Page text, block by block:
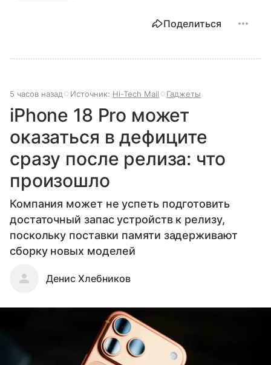
Поделиться
5 часов назад Источник: Hi-Tech Mail Гаджеты
iPhone 18 Pro может
оказаться в дефиците
сразу после релиза: что
произошло
Компания может не успеть подготовить
достаточный запас устройств к релизу,
поскольку поставки памяти задерживают
сборку новых моделей
Денис Хлебников